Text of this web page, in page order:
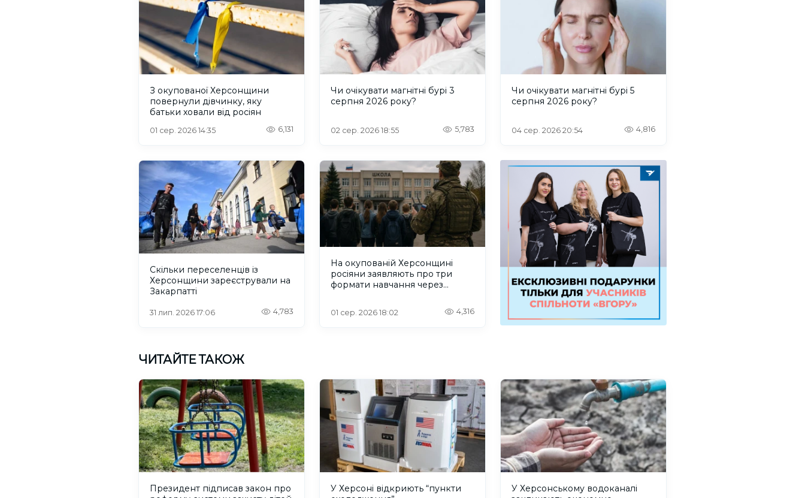
З окупованої Херсонщини
повернули дівчинку, яку
батьки ховали від росіян
01 сер. 2026 14:35 6,131
Чи очікувати магнітні бурі 3
серпня 2026 року?
02 сер. 2026 18:55 5,783
Чи очікувати магнітні бурі 5
серпня 2026 року?
04 сер. 2026 20:54 4,816
Скільки переселенців із
Херсонщини зареєстрували на
Закарпатті
31 лип. 2026 17:06 4,783
На окупованій Херсонщині
росіяни заявляють про три
формати навчання через
01 сер. 2026 18:02 4,316
ЧИТАЙТЕ ТАКОЖ
Президент підписав закон про
У Херсоні відкриють “пункти
У Херсонському водоканалі